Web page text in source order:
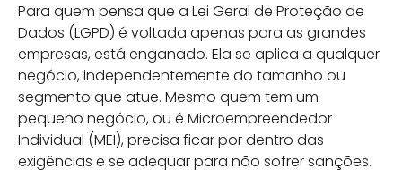
Para quem pensa que a Lei Geral de Proteção de
Dados (LGPD) é voltada apenas para as grandes
empresas, está enganado. Ela se aplica a qualquer
negócio, independentemente do tamanho ou
segmento que atue. Mesmo quem tem um
pequeno negócio, ou é Microempreendedor
Individual (MEI), precisa ficar por dentro das
exigências e se adequar para não sofrer sanções.